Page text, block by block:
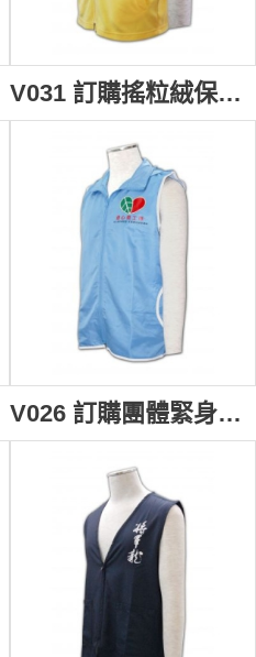
V031 訂購搖粒絨保暖背心 訂製男裝搖粒絨背心 專營搖粒絨背心公司 訂做背心外套專門店
V026 訂購團體緊身背心 設計男背心外套 waistcoat online 量身訂製背心褸 背心供應商